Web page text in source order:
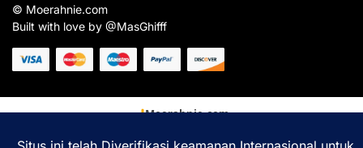
© Moerahnie.com
Built with love by @MasGhifff
Moerahnie.com
pengalaman belanja terbaik Anda.